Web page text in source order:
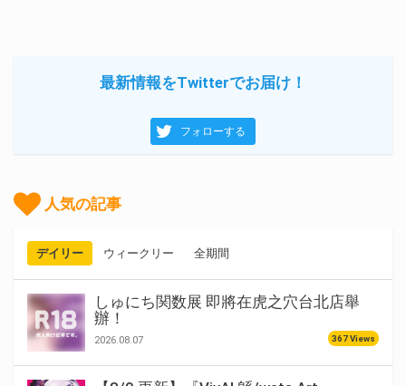
最新情報をTwitterでお届け！
フォローする
人気の記事
デイリー ウィークリー 全期間
しゅにち関数展 即將在虎之穴台北店舉
辦！
2026.08.07 367 Views